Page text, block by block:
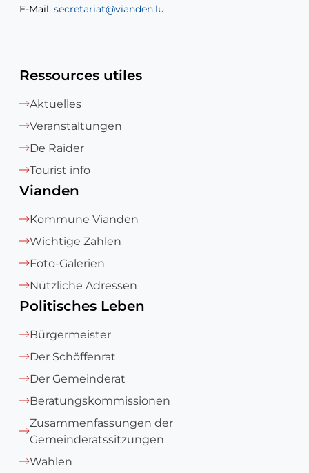
E-Mail: secretariat@vianden.lu
E-Mail: diane.storn@vianden.lu
Ressources utiles
Aktuelles
Veranstaltungen
De Raider
Tourist info
Vianden
Kommune Vianden
Wichtige Zahlen
Foto-Galerien
Nützliche Adressen
Politisches Leben
Bürgermeister
Der Schöffenrat
Der Gemeinderat
Beratungskommissionen
Zusammenfassungen der
Gemeinderatssitzungen
Wahlen